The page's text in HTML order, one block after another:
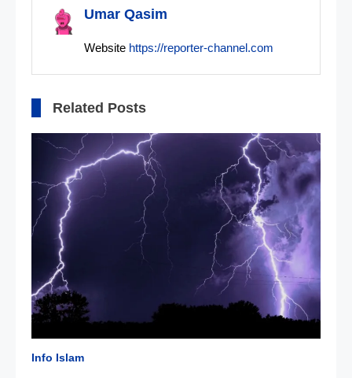
Umar Qasim
Website https://reporter-channel.com
Related Posts
Info Islam